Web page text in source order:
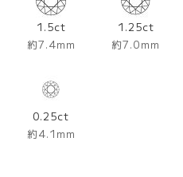
1.5ct
約7.4mm
1.25ct
約7.0mm
0.25ct
約4.1mm